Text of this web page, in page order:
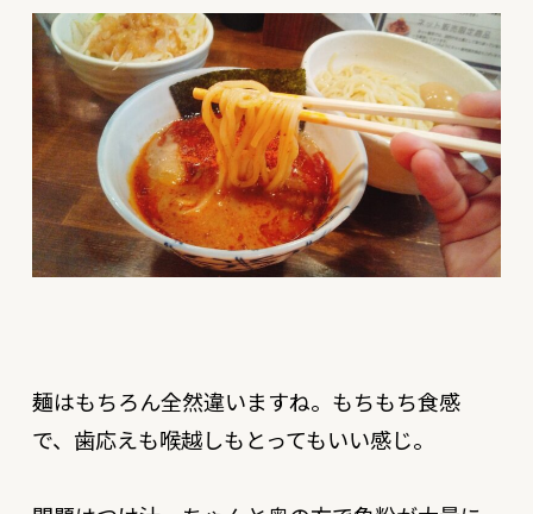
麺はもちろん全然違いますね。もちもち食感
で、歯応えも喉越しもとってもいい感じ。